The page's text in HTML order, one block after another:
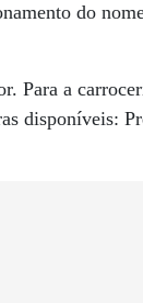
do
Para a
disponíveis: